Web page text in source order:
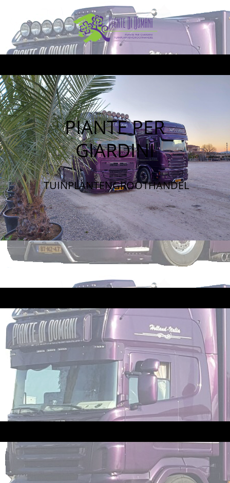
PIANTE PER
GIARDINI
TUINPLANTENGROOTHANDEL